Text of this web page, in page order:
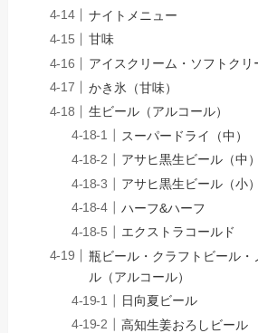
ナイトメニュー
甘味
アイスクリーム・ソフトクリ
かき氷（甘味）
生ビール（アルコール）
スーパードライ（中）
アサヒ黒生ビール（中）
アサヒ黒生ビール（小）
ハーフ&ハーフ
エクストラコールド
瓶ビール・クラフトビール・
ル（アルコール）
日向夏ビール
高知生姜おろしビール